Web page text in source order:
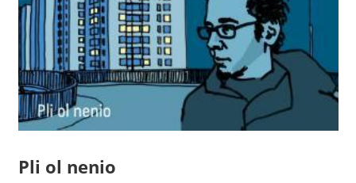
Pli ol nenio